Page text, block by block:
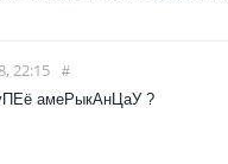
22:15 #
амеРыкАнЦаУ ?